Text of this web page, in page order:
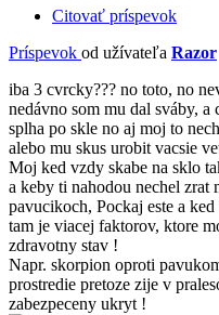
Citovať príspevok
Príspevok od užívateľa Razor
iba 3 cvrcky??? no toto, no
nedávno som mu dal sváby, a
splha po skle no aj moj to
alebo mu skus urobit vacsie
Moj ked vzdy skabe na sklo
a keby ti nahodou nechel zrat
pavucikoch, Pockaj este a
tam je viacej faktorov, ktore
zdravotny stav !
Napr. skorpion oproti
prostredie pretoze zije v
zabezpeceny ukryt !